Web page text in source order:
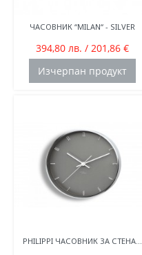
ЧАСОВНИК “MILAN“ - SILVER
394,80 лв. / 201,86 €
Изчерпан продукт
PHILIPPI ЧАСОВНИК ЗА СТЕНА...